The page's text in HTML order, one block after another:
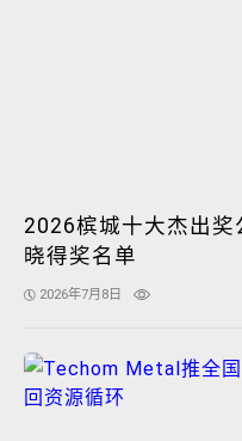
2026槟城十大杰出
晓得奖名单
2026年7月8日